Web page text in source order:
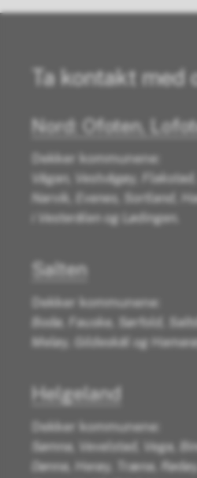
Ta kontakt med
Nord: Ofoten,
Dekker kommunene:
Vågan, Vestvågøy,
Narvik, Evenes, Sortland,
i Vesterålen og Lødingen.
Salten
Dekker kommunene:
Bodø, Fauske, Sørfold,
Meløy, Gildeskål og
Helgeland
Dekker kommunene:
Sømna, Vevelstad, Vega,
Dønna, Herøy, Træna,